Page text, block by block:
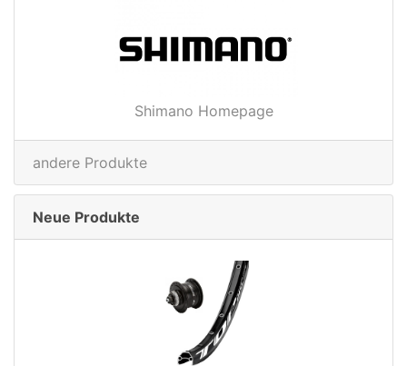
Shimano Homepage
andere Produkte
Neue Produkte